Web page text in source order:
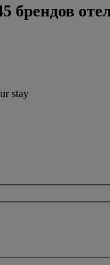
брендов
stay